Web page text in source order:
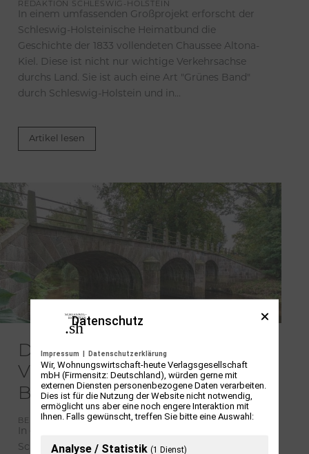
REDAKTION SCHLESWIG-HOLSTEIN
In einem umfassenden Großprojekt erforscht der
Schleswig-Holsteinische Heimatbund die
Geschichte der 1833 vollendeten Chaussee Altona-
Kiel. Diese ist nicht nur wichtige Verkehrsachse
durchs Land. Sie ist auch eine Art "Grünes Band"
durch Schleswig-Holstein und in...
Artikel lesen
Die Chaussee Altona–Kiel:
Verkehrsachse, Denkmal,
Biotop
BERNADETT SKALA
In einem umfassenden Großprojekt erforscht der
Schleswig-Holsteinische Heimatbund die
Datenschutz
Impressum | Datenschutzerklärung
Wir, Wohnungswirtschaft-heute Verlagsgesellschaft
mbH (Firmensitz: Deutschland), würden gerne mit
externen Diensten personenbezogene Daten verarbeiten.
Dies ist für die Nutzung der Website nicht notwendig,
ermöglicht uns aber eine noch engere Interaktion mit
Ihnen. Falls gewünscht, treffen Sie bitte eine Auswahl:
Analyse / Statistik (1 Dienst)